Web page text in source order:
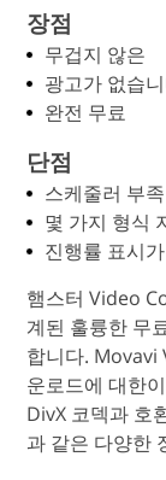
장점
무겁지 않은
광고가 없습
완전 무료
단점
스케줄러 부족
몇 가지 형식
진행률 표시
햄스터 Video
계된 훌륭한 무
합니다.
운로드에 대한
DivX 코덱과 호
과 같은 다양한